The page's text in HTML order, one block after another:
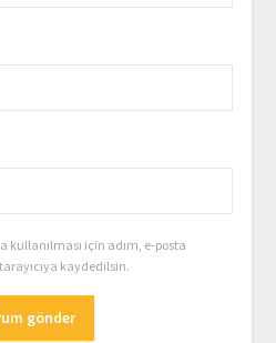
kullanılması için adım, e-posta
kaydedilsin.